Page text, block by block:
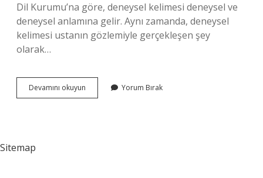
Dil Kurumu’na göre, deneysel kelimesi deneysel ve
deneysel anlamına gelir. Aynı zamanda, deneysel
kelimesi ustanın gözlemiyle gerçekleşen şey
olarak…
Devamını okuyun
Terim
Yorum Bırak
Sitemap